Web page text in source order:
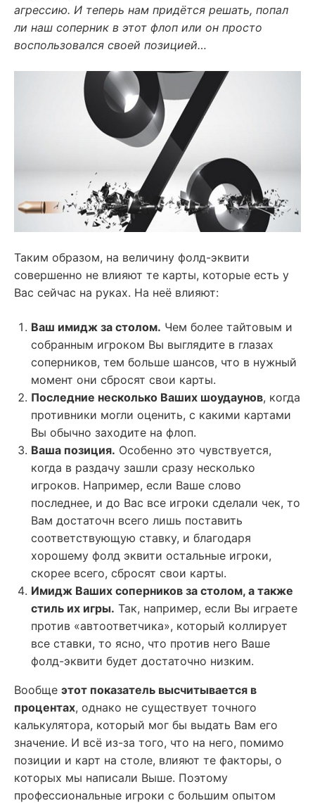
агрессию. И теперь нам придётся решать, попал
ли наш соперник в этот флоп или он просто
воспользовался своей позицией…
Таким образом, на величину фолд-эквити
совершенно не влияют те карты, которые есть у
Вас сейчас на руках. На неё влияют:
Ваш имидж за столом. Чем более тайтовым и
собранным игроком Вы выглядите в глазах
соперников, тем больше шансов, что в нужный
момент они сбросят свои карты.
Последние несколько Ваших шоудаунов, когда
противники могли оценить, с какими картами
Вы обычно заходите на флоп.
Ваша позиция. Особенно это чувствуется,
когда в раздачу зашли сразу несколько
игроков. Например, если Ваше слово
последнее, и до Вас все игроки сделали чек, то
Вам достаточн всего лишь поставить
соответствующую ставку, и благодаря
хорошему фолд эквити остальные игроки,
скорее всего, сбросят свои карты.
Имидж Ваших соперников за столом, а также
стиль их игры. Так, например, если Вы играете
против «автоответчика», который коллирует
все ставки, то ясно, что против него Ваше
фолд-эквити будет достаточно низким.
Вообще этот показатель высчитывается в
процентах, однако не существует точного
калькулятора, который мог бы выдать Вам его
значение. И всё из-за того, что на него, помимо
позиции и карт на столе, влияют те факторы, о
которых мы написали Выше. Поэтому
профессиональные игроки с большим опытом